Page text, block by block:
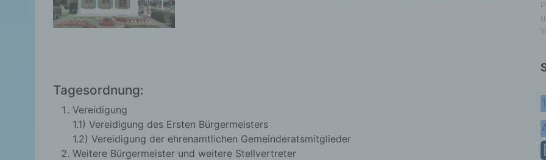
Tagesordnung:
Vereidigung
1.1) Vereidigung des Ersten Bürgermeisters
1.2) Vereidigung der ehrenamtlichen Gemeinderatsmitglieder
Weitere Bürgermeister und weitere Stellvertreter